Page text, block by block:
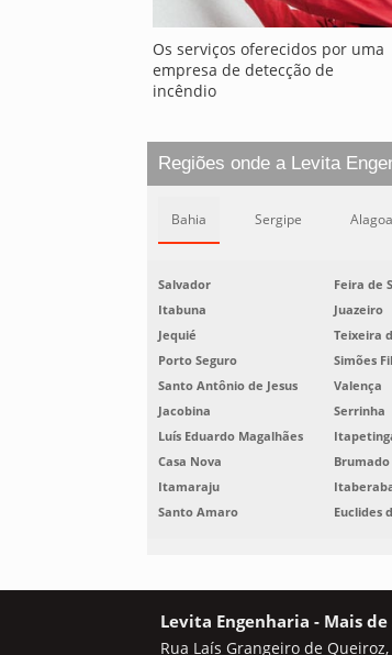
Os serviços oferecidos por uma
empresa de detecção de
incêndio
Regiões onde a Levita
Bahia Sergipe
Salvador Feira de
Itabuna
Juazeiro
Jequié
Teixeira
Porto Seguro
Simões
Santo Antônio de Jesus
Valença
Jacobina
Serrinha
Luís Eduardo Magalhães
Casa Nova
Brumado
Itamaraju
Santo Amaro
Euclides
Levita Engenharia - Mais
Rua Laís Grangeiro de